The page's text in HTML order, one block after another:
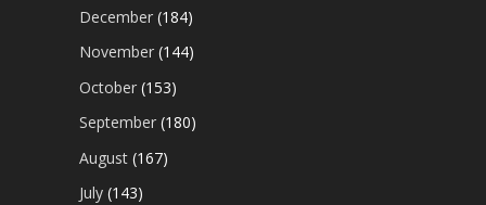
December(184)
November(144)
October(153)
September(180)
August(167)
July(143)